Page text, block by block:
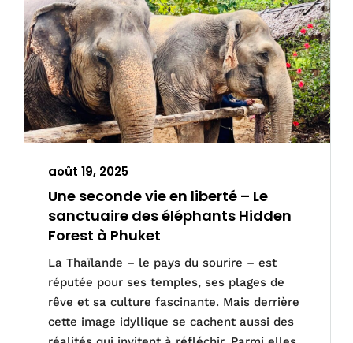
août 19, 2025
Une seconde vie en liberté – Le
sanctuaire des éléphants Hidden
Forest à Phuket
La Thaïlande – le pays du sourire – est
réputée pour ses temples, ses plages de
rêve et sa culture fascinante. Mais derrière
cette image idyllique se cachent aussi des